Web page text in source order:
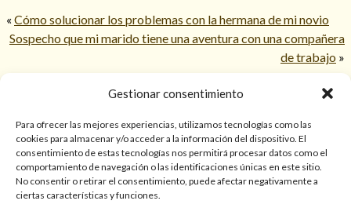
Gestionar consentimiento
Para ofrecer las mejores experiencias, utilizamos tecnologías como las
cookies para almacenar y/o acceder a la información del dispositivo. El
consentimiento de estas tecnologías nos permitirá procesar datos como el
comportamiento de navegación o las identificaciones únicas en este sitio.
No consentir o retirar el consentimiento, puede afectar negativamente a
ciertas características y funciones.
« Cómo solucionar los problemas con la hermana de mi novio
Sospecho que mi marido tiene una aventura con una compañera
de trabajo »
Sólo para mayores de 18 años. Las lecturas de cartas, hechizos,
amarres, endulzamientos, videncias y predicciones tienen
finalidad de entretenimiento y/o ayuda personal. Estos